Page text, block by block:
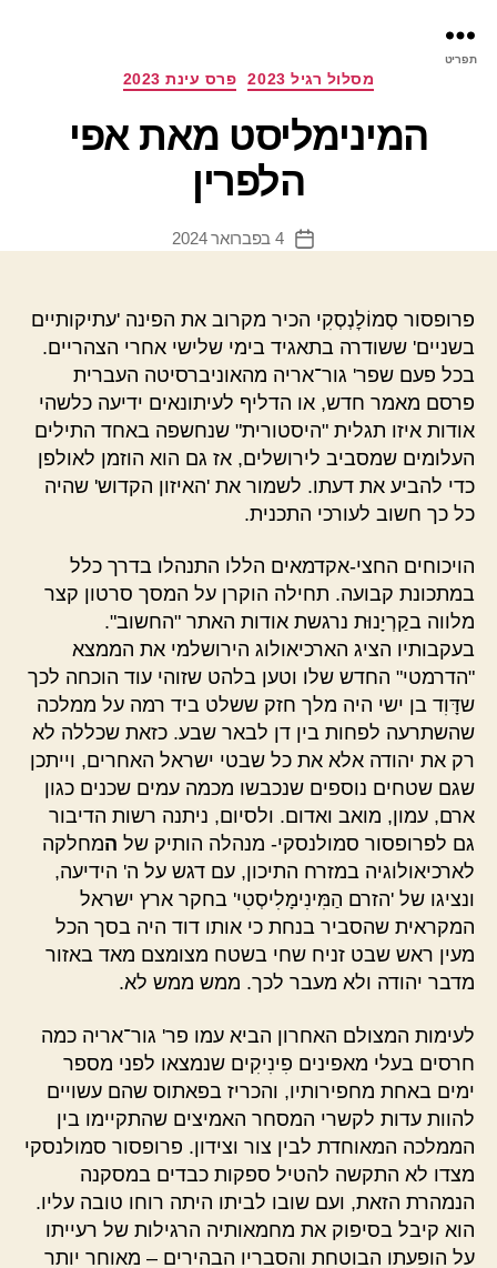
תפריט
קטגוריות מסלול רגיל 2023 פרס עינת 2023
המינימליסט מאת אפי
הלפרין
תאריך
4 בפברואר 2024
פרופסור סְמוֹלׇנְסְקִי הכיר מקרוב את הפינה 'עתיקותיים
בשניים' ששודרה בתאגיד בימי שלישי אחרי הצהריים.
בכל פעם שפר' גור־אריה מהאוניברסיטה העברית
פרסם מאמר חדש, או הדליף לעיתונאים ידיעה כלשהי
אודות איזו תגלית "היסטורית" שנחשפה באחד התילים
העלומים שמסביב לירושלים, אז גם הוא הוזמן לאולפן
כדי להביע את דעתו. לשמור את 'האיזון הקדוש' שהיה
כל כך חשוב לעורכי התכנית.
הויכוחים החצי-אקדמאים הללו התנהלו בדרך כלל
במתכונת קבועה. תחילה הוקרן על המסך סרטון קצר
מלווה בקַרְיָנוּת נרגשת אודות האתר "החשוב".
בעקבותיו הציג הארכיאולוג הירושלמי את הממצא
"הדרמטי" החדש שלו וטען בלהט שזוהי עוד הוכחה לכך
שדָּוִד בן ישי היה מלך חזק ששלט ביד רמה על ממלכה
שהשתרעה לפחות בין דן לבאר שבע. כזאת שכללה לא
רק את יהודה אלא את כל שבטי ישראל האחרים, וייתכן
שגם שטחים נוספים שנכבשו מכמה עמים שכנים כגון
ארם, עמון, מואב ואדום. ולסיום, ניתנה רשות הדיבור
גם לפרופסור סמולנסקי- מנהלה הותיק של המחלקה
לארכיאולוגיה במזרח התיכון, עם דגש על ה' הידיעה,
ונציגו של 'הזרם הַמִּינִימָלִיסְטִי' בחקר ארץ ישראל
המקראית שהסביר בנחת כי אותו דוד היה בסך הכל
מעין ראש שבט זניח שחי בשטח מצומצם מאד באזור
מדבר יהודה ולא מעבר לכך. ממש ממש לא.
לעימות המצולם האחרון הביא עמו פר' גור־אריה כמה
חרסים בעלי מאפינים פִינִיקִים שנמצאו לפני מספר
ימים באחת מחפירותיו, והכריז בפאתוס שהם עשויים
להוות עדות לקשרי המסחר האמיצים שהתקיימו בין
הממלכה המאוחדת לבין צור וצידון. פרופסור סמולנסקי
מצדו לא התקשה להטיל ספקות כבדים במסקנה
הנמהרת הזאת, ועם שובו לביתו היתה רוחו טובה עליו.
הוא קיבל בסיפוק את מחמאותיה הרגילות של רעייתו
על הופעתו הבוטחת והסבריו הבהירים – מאוחר יותר